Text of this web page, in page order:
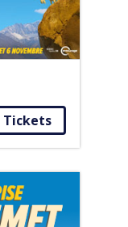
Tickets